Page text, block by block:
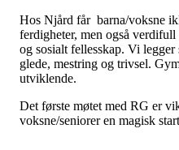
Hos Njård får barna/voksne
ferdigheter, men også
og sosialt fellesskap. Vi
glede, mestring og trivsel.
utviklende.
Det første møtet med RG er
voksne/seniorer en magisk